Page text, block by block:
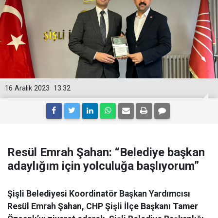
13:32
16 Aralık 2023
Resül Emrah Şahan: “Belediye başkan
adaylığım için yolculuğa başlıyorum”
Şişli Belediyesi Koordinatör Başkan Yardımcısı
Resül Emrah Şahan, CHP Şişli İlçe Başkanı Tamer